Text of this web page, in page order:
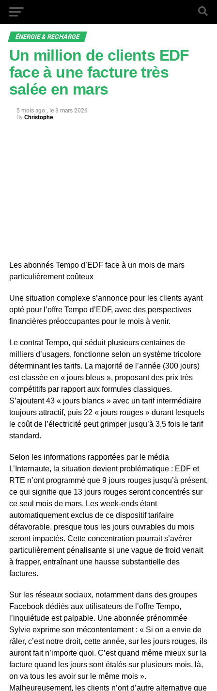
ÉNERGIE & RECHARGE
Un million de clients EDF
face à une facture très
salée en mars
5 mois ago
3 mars 2026
By Christophe
Les abonnés Tempo d’EDF face à un mois de mars
particulièrement coûteux
Une situation complexe s’annonce pour les clients ayant
opté pour l’offre Tempo d’EDF, avec des perspectives
financières préoccupantes pour le mois à venir.
Le contrat Tempo, qui séduit plusieurs centaines de
milliers d’usagers, fonctionne selon un système tricolore
déterminant les tarifs. La majorité de l’année (300 jours)
est classée en « jours bleus », proposant des prix très
compétitifs par rapport aux formules classiques.
S’ajoutent 43 « jours blancs » avec un tarif intermédiaire
toujours attractif, puis 22 « jours rouges » durant lesquels
le coût de l’électricité peut grimper jusqu’à 3,5 fois le tarif
standard.
Selon les informations rapportées par le média
L’Internaute, la situation devient problématique : EDF et
RTE n’ont programmé que 9 jours rouges jusqu’à présent,
ce qui signifie que 13 jours rouges seront concentrés sur
ce seul mois de mars. Les week-ends étant
automatiquement exclus de ce dispositif tarifaire
défavorable, presque tous les jours ouvrables du mois
seront impactés. Cette concentration pourrait s’avérer
particulièrement pénalisante si une vague de froid venait
à frapper, entraînant une hausse substantielle des
factures.
Sur les réseaux sociaux, notamment dans des groupes
Facebook dédiés aux utilisateurs de l’offre Tempo,
l’inquiétude est palpable. Une abonnée prénommée
Sylvie exprime son mécontentement : « Si on a envie de
râler, c’est notre droit, cette année, sur les jours rouges, ils
auront fait n’importe quoi. C’est quand même mieux sur la
facture quand les jours sont étalés sur plusieurs mois, là,
on va tous les avoir sur le même mois ».
Malheureusement, les clients n’ont d’autre alternative que